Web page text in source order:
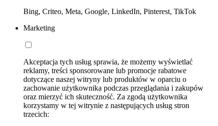
Bing, Criteo, Meta, Google, LinkedIn, Pinterest, TikTok
Marketing
Akceptacja tych usług sprawia, że możemy wyświetlać
reklamy, treści sponsorowane lub promocje rabatowe
dotyczące naszej witryny lub produktów w oparciu o
zachowanie użytkownika podczas przeglądania i zakupów
oraz mierzyć ich skuteczność. Za zgodą użytkownika
korzystamy w tej witrynie z następujących usług stron
trzecich: